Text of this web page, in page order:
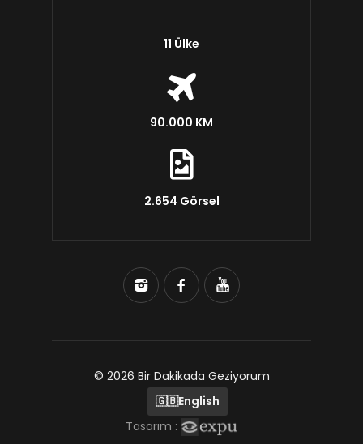
11 Ülke
90.000 KM
2.654 Görsel
© 2026 Bir Dakikada Geziyorum
🇬🇧English
Tasarım :